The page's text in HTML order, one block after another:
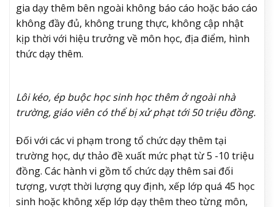
gia dạy thêm bên ngoài không báo cáo hoặc báo cáo
không đầy đủ, không trung thực, không cập nhật
kịp thời với hiệu trưởng về môn học, địa điểm, hình
thức dạy thêm.
Lôi kéo, ép buộc học sinh học thêm ở ngoài nhà
trường, giáo viên có thể bị xử phạt tới 50 triệu đồng.
Đối với các vi phạm trong tổ chức dạy thêm tại
trường học, dự thảo đề xuất mức phạt từ 5 -10 triệu
đồng. Các hành vi gồm tổ chức dạy thêm sai đối
tượng, vượt thời lượng quy định, xếp lớp quá 45 học
sinh hoặc không xếp lớp dạy thêm theo từng môn,